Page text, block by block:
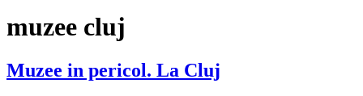
muzee cluj
Muzee in pericol. La Cluj